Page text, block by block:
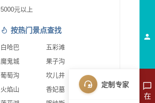
5000元以上
按热门景点查找
白哈巴
五彩滩
魔鬼城
果子沟
葡萄沟
坎儿井
火焰山
香妃墓
在
定制专家